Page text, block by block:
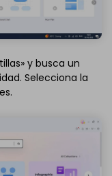
y busca un
Selecciona la